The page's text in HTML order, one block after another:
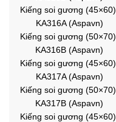
Kiếng soi gương (45×60),
KA316A (Aspavn)
Kiếng soi gương (50×70),
KA316B (Aspavn)
Kiếng soi gương (45×60),
KA317A (Aspavn)
Kiếng soi gương (50×70),
KA317B (Aspavn)
Kiếng soi gương (45×60),